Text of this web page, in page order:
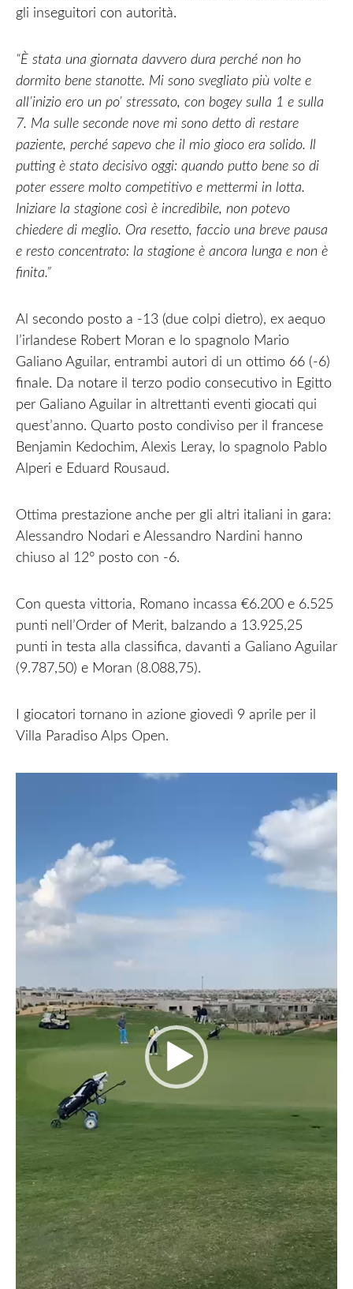
gli inseguitori con autorità.
“È stata una giornata davvero dura perché non ho
dormito bene stanotte. Mi sono svegliato più volte e
all’inizio ero un po’ stressato, con bogey sulla 1 e sulla
7. Ma sulle seconde nove mi sono detto di restare
paziente, perché sapevo che il mio gioco era solido. Il
putting è stato decisivo oggi: quando putto bene so di
poter essere molto competitivo e mettermi in lotta.
Iniziare la stagione così è incredibile, non potevo
chiedere di meglio. Ora resetto, faccio una breve pausa
e resto concentrato: la stagione è ancora lunga e non è
finita.”
Al secondo posto a -13 (due colpi dietro), ex aequo
l’irlandese Robert Moran e lo spagnolo Mario
Galiano Aguilar, entrambi autori di un ottimo 66 (-6)
finale. Da notare il terzo podio consecutivo in Egitto
per Galiano Aguilar in altrettanti eventi giocati qui
quest’anno. Quarto posto condiviso per il francese
Benjamin Kedochim, Alexis Leray, lo spagnolo Pablo
Alperi e Eduard Rousaud.
Ottima prestazione anche per gli altri italiani in gara:
Alessandro Nodari e Alessandro Nardini hanno
chiuso al 12° posto con -6.
Con questa vittoria, Romano incassa €6.200 e 6.525
punti nell’Order of Merit, balzando a 13.925,25
punti in testa alla classifica, davanti a Galiano Aguilar
(9.787,50) e Moran (8.088,75).
I giocatori tornano in azione giovedì 9 aprile per il
Villa Paradiso Alps Open.